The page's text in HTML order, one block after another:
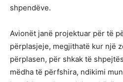
shpendëve.
Avionët janë projektuar për të
përplasjeje, megjithatë kur një
përplasen, për shkak të
mëdha të përfshira, ndikimi